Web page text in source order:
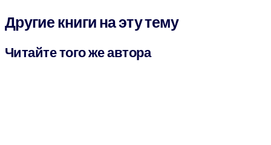
Другие книги на эту тему
Читайте того же автора